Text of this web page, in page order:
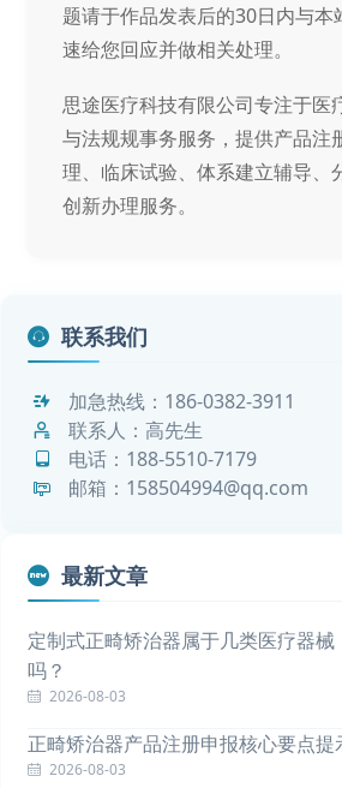
题请于作品发表后的30日内与本
速给您回应并做相关处理。
思途医疗科技有限公司专注于医
与法规规事务服务，提供产品注
理、临床试验、体系建立辅导、
创新办理服务。
联系我们
加急热线： 186-0382-3911
联系人：高先生
电话： 188-5510-7179
邮箱：158504994@qq.com
最新文章
定制式正畸矫治器属于几类医疗器
吗？
2026-08-03
正畸矫治器产品注册申报核心要点提
2026-08-03